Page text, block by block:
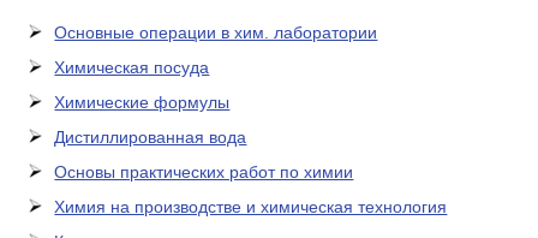
Основные операции в хим. лаборатории
Химическая посуда
Химические формулы
Дистиллированная вода
Основы практических работ по химии
Химия на производстве и химическая технология